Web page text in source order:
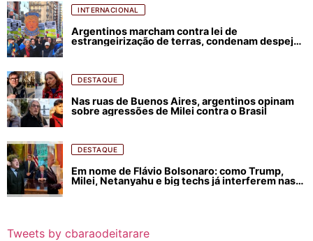
INTERNACIONAL
Argentinos marcham contra lei de
estrangeirização de terras, condenam despejos
DESTAQUE
Nas ruas de Buenos Aires, argentinos opinam
sobre agressões de Milei contra o Brasil
DESTAQUE
Em nome de Flávio Bolsonaro: como Trump,
Milei, Netanyahu e big techs já interferem nas
Tweets by cbaraodeitarare